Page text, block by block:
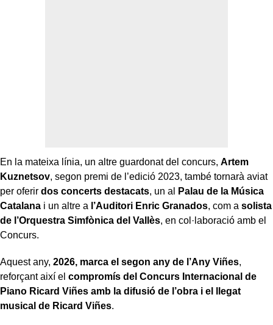
En la mateixa línia, un altre guardonat del concurs, Artem
Kuznetsov, segon premi de l’edició 2023, també tornarà aviat
per oferir dos concerts destacats, un al
Palau de la Música
Catalana i un altre a l’Auditori Enric Granados, com a solista
de l’Orquestra Simfònica del Vallès, en col·laboració amb el
Concurs.
Aquest any, 2026, marca el segon any de l’Any Viñes,
reforçant així el compromís del Concurs Internacional de
Piano Ricard Viñes amb la difusió de l’obra i el llegat
musical de Ricard Viñes.